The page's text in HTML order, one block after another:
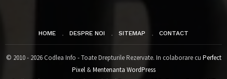
HOME DESPRE NOI SITEMAP CONTACT
© 2010 - 2026 Codlea Info - Toate Drepturile Rezervate. In colaborare cu Perfect
Pixel&Mentenanta WordPress